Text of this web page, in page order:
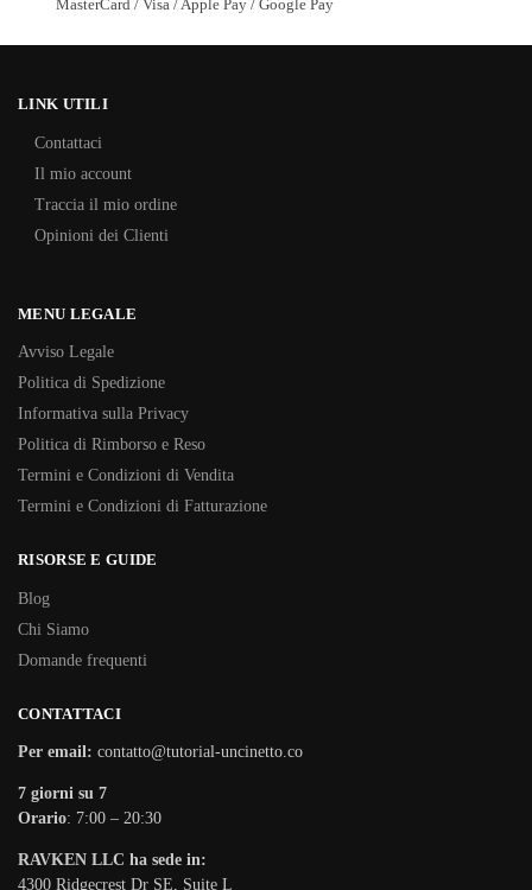
MasterCard / Visa / Apple Pay / Google Pay
LINK UTILI
Contattaci
Il mio account
Traccia il mio ordine
Opinioni dei Clienti
MENU LEGALE
Avviso Legale
Politica di Spedizione
Informativa sulla Privacy
Politica di Rimborso e Reso
Termini e Condizioni di Vendita
Termini e Condizioni di Fatturazione
RISORSE E GUIDE
Blog
Chi Siamo
Domande frequenti
CONTATTACI
Per email: contatto@tutorial-uncinetto.co
7 giorni su 7
Orario: 7:00 – 20:30
RAVKEN LLC ha sede in:
4300 Ridgecrest Dr SE, Suite L